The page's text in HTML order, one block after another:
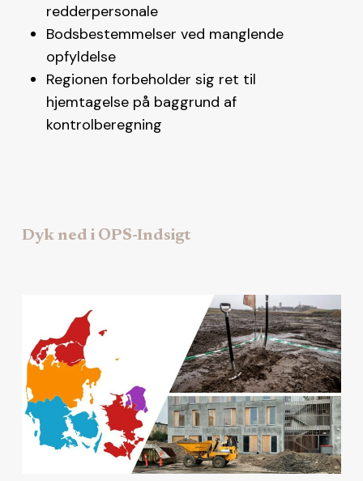
redderpersonale
Bodsbestemmelser ved manglende
opfyldelse
Regionen forbeholder sig ret til
hjemtagelse på baggrund af
kontrolberegning
Dyk ned i OPS-Indsigt